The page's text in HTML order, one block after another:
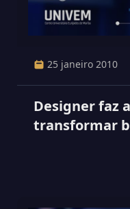
25 janeiro 2010
Designer faz
transformar